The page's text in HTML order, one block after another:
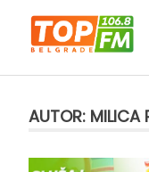
content
AUTOR: MILICA